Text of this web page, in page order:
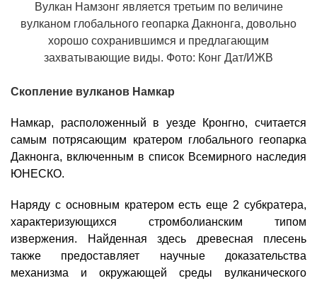
Вулкан Намзонг является третьим по величине
вулканом глобального геопарка Дакнонга, довольно
хорошо сохранившимся и предлагающим
захватывающие виды. Фото: Конг Дат/ИЖВ
Скопление вулканов Намкар
Намкар, расположенный в уезде Кронгно, считается
самым потрясающим кратером глобального геопарка
Дакнонга, включенным в список Всемирного наследия
ЮНЕСКО.
Наряду с основным кратером есть еще 2 субкратера,
характеризующихся стромболианским типом
извержения. Найденная здесь древесная плесень
также предоставляет научные доказательства
механизма и окружающей среды вулканического